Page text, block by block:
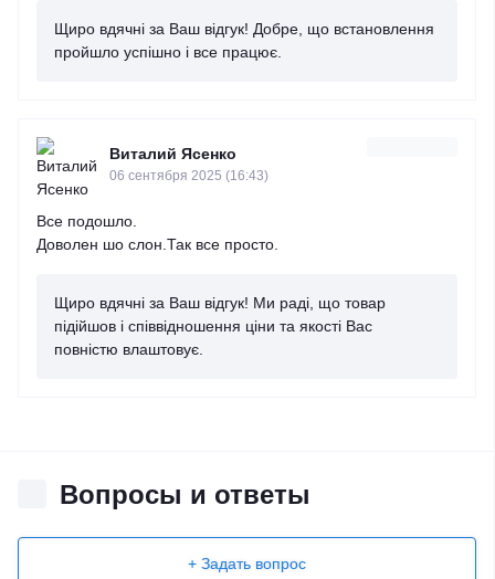
Щиро вдячні за Ваш відгук! Добре, що встановлення
пройшло успішно і все працює.
Виталий Ясенко
06 сентября 2025 (16:43)
Все подошло.
Доволен шо слон.Так все просто.
Щиро вдячні за Ваш відгук! Ми раді, що товар
підійшов і співвідношення ціни та якості Вас
повністю влаштовує.
Вопросы и ответы
+ Задать вопрос